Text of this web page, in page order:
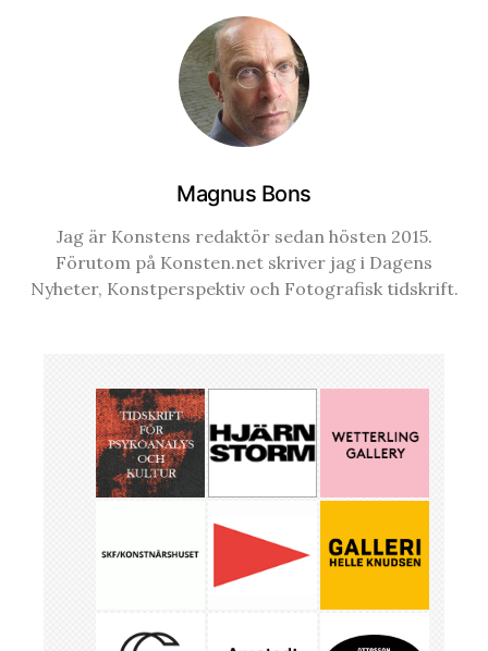
Magnus Bons
Jag är Konstens redaktör sedan hösten 2015.
Förutom på Konsten.net skriver jag i Dagens
Nyheter, Konstperspektiv och Fotografisk tidskrift.